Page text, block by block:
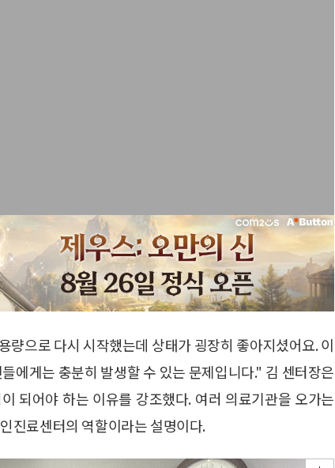
으로 다시 시작했는데 상태가 굉장히 좋아지셨어요. 이
에게는 충분히 발생할 수 있는 문제입니다." 김 센터장은
되어야 하는 이유를 강조했다. 여러 의료기관을 오가는
진료센터의 역할이라는 설명이다.